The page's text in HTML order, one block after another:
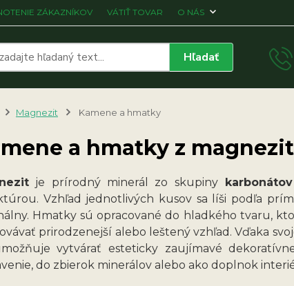
ZÁKAZNÍKOV VÁTIŤ TOVAR O NÁS
Hľadať
Magnezit Kamene a hmatky
a hmatky z
je prírodný minerál zo skupinykarbonátov
Vzhľad jednotlivých kusov sa líši podľa
Hmatky sú opracované do hladkého tvaru,
prirodzenejší alebo leštený vzhľad. Vďaka
vytvárať esteticky zaujímavé
do zbierok minerálov alebo ako doplnok